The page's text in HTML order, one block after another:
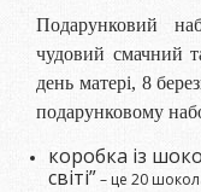
Подарунковий
чудовий смачний
день матері, 8
подарунковому
коробка із
світі”– це 20